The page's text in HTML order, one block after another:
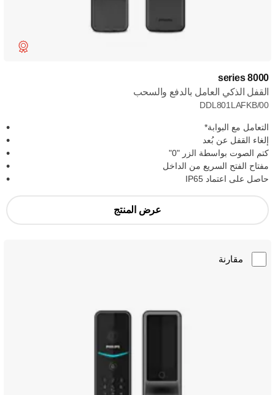
8000 series
القفل الذكي العامل بالدفع والسحب
DDL801LAFKB/00
التعامل مع البوابة*
إلغاء القفل عن بُعد
كتم الصوت بواسطة الزر "0"
مفتاح الفتح السريع من الداخل
حاصل على اعتماد IP65
عرض المنتج
مقارنة